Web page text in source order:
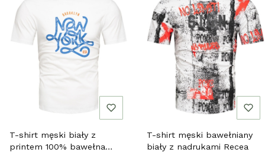
T-shirt męski biały z
printem 100% bawełna
T-shirt męski bawełniany
biały z nadrukami Recea